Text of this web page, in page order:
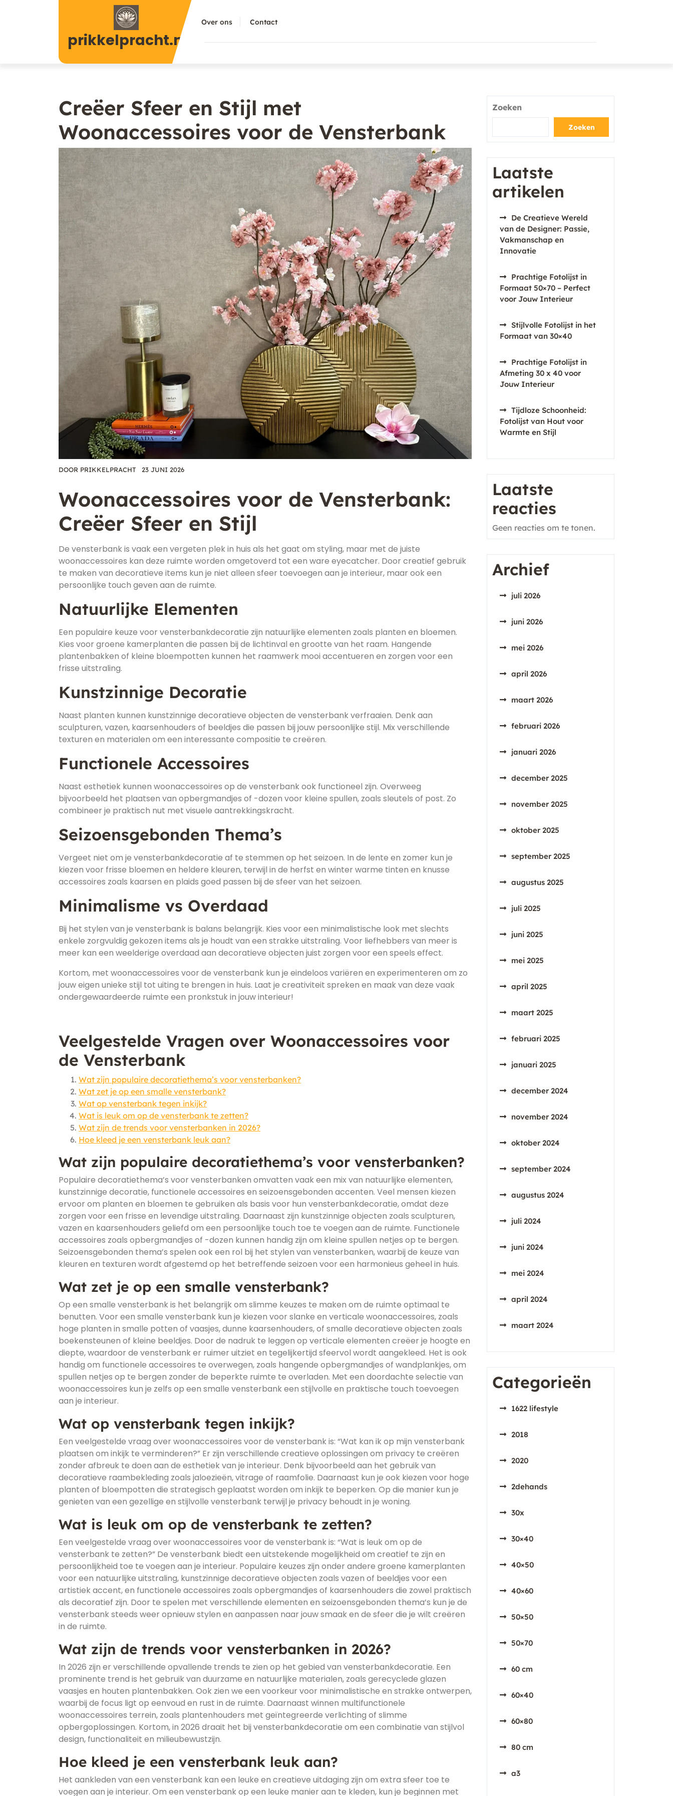
prikkelpracht.nl
Over ons Contact
Creëer Sfeer en Stijl met
Woonaccessoires voor de Vensterbank
DOOR PRIKKELPRACHT 23 JUNI 2026
Woonaccessoires voor de Vensterbank:
Creëer Sfeer en Stijl
De vensterbank is vaak een vergeten plek in huis als het gaat om styling, maar met de juiste
woonaccessoires kan deze ruimte worden omgetoverd tot een ware eyecatcher. Door creatief gebruik
te maken van decoratieve items kun je niet alleen sfeer toevoegen aan je interieur, maar ook een
persoonlijke touch geven aan de ruimte.
Natuurlijke Elementen
Een populaire keuze voor vensterbankdecoratie zijn natuurlijke elementen zoals planten en bloemen.
Kies voor groene kamerplanten die passen bij de lichtinval en grootte van het raam. Hangende
plantenbakken of kleine bloempotten kunnen het raamwerk mooi accentueren en zorgen voor een
frisse uitstraling.
Kunstzinnige Decoratie
Naast planten kunnen kunstzinnige decoratieve objecten de vensterbank verfraaien. Denk aan
sculpturen, vazen, kaarsenhouders of beeldjes die passen bij jouw persoonlijke stijl. Mix verschillende
texturen en materialen om een interessante compositie te creëren.
Functionele Accessoires
Naast esthetiek kunnen woonaccessoires op de vensterbank ook functioneel zijn. Overweeg
bijvoorbeeld het plaatsen van opbergmandjes of -dozen voor kleine spullen, zoals sleutels of post. Zo
combineer je praktisch nut met visuele aantrekkingskracht.
Seizoensgebonden Thema’s
Vergeet niet om je vensterbankdecoratie af te stemmen op het seizoen. In de lente en zomer kun je
kiezen voor frisse bloemen en heldere kleuren, terwijl in de herfst en winter warme tinten en knusse
accessoires zoals kaarsen en plaids goed passen bij de sfeer van het seizoen.
Minimalisme vs Overdaad
Bij het stylen van je vensterbank is balans belangrijk. Kies voor een minimalistische look met slechts
enkele zorgvuldig gekozen items als je houdt van een strakke uitstraling. Voor liefhebbers van meer is
meer kan een weelderige overdaad aan decoratieve objecten juist zorgen voor een speels effect.
Kortom, met woonaccessoires voor de vensterbank kun je eindeloos variëren en experimenteren om zo
jouw eigen unieke stijl tot uiting te brengen in huis. Laat je creativiteit spreken en maak van deze vaak
ondergewaardeerde ruimte een pronkstuk in jouw interieur!
Veelgestelde Vragen over Woonaccessoires voor
de Vensterbank
Wat zijn populaire decoratiethema’s voor vensterbanken?
Wat zet je op een smalle vensterbank?
Wat op vensterbank tegen inkijk?
Wat is leuk om op de vensterbank te zetten?
Wat zijn de trends voor vensterbanken in 2026?
Hoe kleed je een vensterbank leuk aan?
Wat zijn populaire decoratiethema’s voor vensterbanken?
Populaire decoratiethema’s voor vensterbanken omvatten vaak een mix van natuurlijke elementen,
kunstzinnige decoratie, functionele accessoires en seizoensgebonden accenten. Veel mensen kiezen
ervoor om planten en bloemen te gebruiken als basis voor hun vensterbankdecoratie, omdat deze
zorgen voor een frisse en levendige uitstraling. Daarnaast zijn kunstzinnige objecten zoals sculpturen,
vazen en kaarsenhouders geliefd om een persoonlijke touch toe te voegen aan de ruimte. Functionele
accessoires zoals opbergmandjes of -dozen kunnen handig zijn om kleine spullen netjes op te bergen.
Seizoensgebonden thema’s spelen ook een rol bij het stylen van vensterbanken, waarbij de keuze van
kleuren en texturen wordt afgestemd op het betreffende seizoen voor een harmonieus geheel in huis.
Wat zet je op een smalle vensterbank?
Op een smalle vensterbank is het belangrijk om slimme keuzes te maken om de ruimte optimaal te
benutten. Voor een smalle vensterbank kun je kiezen voor slanke en verticale woonaccessoires, zoals
hoge planten in smalle potten of vaasjes, dunne kaarsenhouders, of smalle decoratieve objecten zoals
boekensteunen of kleine beeldjes. Door de nadruk te leggen op verticale elementen creëer je hoogte en
diepte, waardoor de vensterbank er ruimer uitziet en tegelijkertijd sfeervol wordt aangekleed. Het is ook
handig om functionele accessoires te overwegen, zoals hangende opbergmandjes of wandplankjes, om
spullen netjes op te bergen zonder de beperkte ruimte te overladen. Met een doordachte selectie van
woonaccessoires kun je zelfs op een smalle vensterbank een stijlvolle en praktische touch toevoegen
aan je interieur.
Wat op vensterbank tegen inkijk?
Een veelgestelde vraag over woonaccessoires voor de vensterbank is: “Wat kan ik op mijn vensterbank
plaatsen om inkijk te verminderen?” Er zijn verschillende creatieve oplossingen om privacy te creëren
zonder afbreuk te doen aan de esthetiek van je interieur. Denk bijvoorbeeld aan het gebruik van
decoratieve raambekleding zoals jaloezieën, vitrage of raamfolie. Daarnaast kun je ook kiezen voor hoge
planten of bloempotten die strategisch geplaatst worden om inkijk te beperken. Op die manier kun je
genieten van een gezellige en stijlvolle vensterbank terwijl je privacy behoudt in je woning.
Wat is leuk om op de vensterbank te zetten?
Een veelgestelde vraag over woonaccessoires voor de vensterbank is: “Wat is leuk om op de
vensterbank te zetten?” De vensterbank biedt een uitstekende mogelijkheid om creatief te zijn en
persoonlijkheid toe te voegen aan je interieur. Populaire keuzes zijn onder andere groene kamerplanten
voor een natuurlijke uitstraling, kunstzinnige decoratieve objecten zoals vazen of beeldjes voor een
artistiek accent, en functionele accessoires zoals opbergmandjes of kaarsenhouders die zowel praktisch
als decoratief zijn. Door te spelen met verschillende elementen en seizoensgebonden thema’s kun je de
vensterbank steeds weer opnieuw stylen en aanpassen naar jouw smaak en de sfeer die je wilt creëren
in de ruimte.
Wat zijn de trends voor vensterbanken in 2026?
In 2026 zijn er verschillende opvallende trends te zien op het gebied van vensterbankdecoratie. Een
prominente trend is het gebruik van duurzame en natuurlijke materialen, zoals gerecyclede glazen
vaasjes en houten plantenbakken. Ook zien we een voorkeur voor minimalistische en strakke ontwerpen,
waarbij de focus ligt op eenvoud en rust in de ruimte. Daarnaast winnen multifunctionele
woonaccessoires terrein, zoals plantenhouders met geïntegreerde verlichting of slimme
opbergoplossingen. Kortom, in 2026 draait het bij vensterbankdecoratie om een combinatie van stijlvol
design, functionaliteit en milieubewustzijn.
Hoe kleed je een vensterbank leuk aan?
Het aankleden van een vensterbank kan een leuke en creatieve uitdaging zijn om extra sfeer toe te
voegen aan je interieur. Om een vensterbank op een leuke manier aan te kleden, kun je beginnen met
Zoeken
Zoeken
Laatste
artikelen
De Creatieve Wereld
van de Designer: Passie,
Vakmanschap en
Innovatie
Prachtige Fotolijst in
Formaat 50×70 – Perfect
voor Jouw Interieur
Stijlvolle Fotolijst in het
Formaat van 30×40
Prachtige Fotolijst in
Afmeting 30 x 40 voor
Jouw Interieur
Tijdloze Schoonheid:
Fotolijst van Hout voor
Warmte en Stijl
Laatste
reacties
Geen reacties om te tonen.
Archief
juli 2026
juni 2026
mei 2026
april 2026
maart 2026
februari 2026
januari 2026
december 2025
november 2025
oktober 2025
september 2025
augustus 2025
juli 2025
juni 2025
mei 2025
april 2025
maart 2025
februari 2025
januari 2025
december 2024
november 2024
oktober 2024
september 2024
augustus 2024
juli 2024
juni 2024
mei 2024
april 2024
maart 2024
Categorieën
1622 lifestyle
2018
2020
2dehands
30x
30×40
40×50
40×60
50×50
50×70
60 cm
60×40
60×80
80 cm
a3